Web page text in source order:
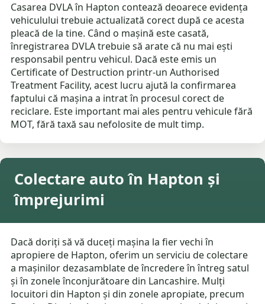
Casarea DVLA în Hapton contează deoarece evidența
vehiculului trebuie actualizată corect după ce acesta
pleacă de la tine. Când o mașină este casată,
înregistrarea DVLA trebuie să arate că nu mai ești
responsabil pentru vehicul. Dacă este emis un
Certificate of Destruction printr-un Authorised
Treatment Facility, acest lucru ajută la confirmarea
faptului că mașina a intrat în procesul corect de
reciclare. Este important mai ales pentru vehicule fără
MOT, fără taxă sau nefolosite de mult timp.
Colectare auto în Hapton și
împrejurimi
Dacă doriți să vă duceți mașina la fier vechi în
apropiere de Hapton, oferim un serviciu de colectare
a mașinilor dezasamblate de încredere în întreg satul
și în zonele înconjurătoare din Lancashire. Mulți
locuitori din Hapton și din zonele apropiate, precum